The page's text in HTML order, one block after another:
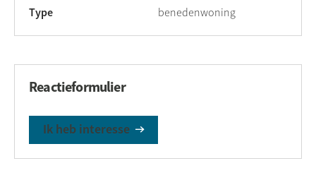
Type benedenwoning
Reactieformulier
Ik heb interesse